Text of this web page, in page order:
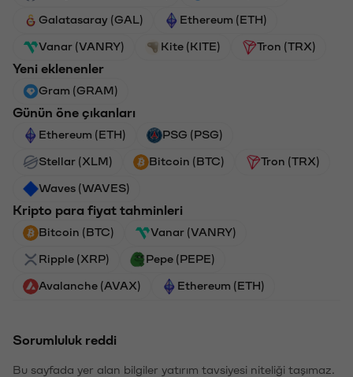
Galatasaray (GAL) Ethereum (ETH)
Vanar (VANRY) Kite (KITE) Tron (TRX)
Yeni eklenenler
Gram (GRAM)
Günün öne çıkanları
Ethereum (ETH) PSG (PSG)
Stellar (XLM) Bitcoin (BTC) Tron (TRX)
Waves (WAVES)
Kripto para fiyat tahminleri
Bitcoin (BTC) Vanar (VANRY)
Ripple (XRP) Pepe (PEPE)
Avalanche (AVAX) Ethereum (ETH)
Sorumluluk reddi
Bu sayfada yer alan bilgiler yatırım tavsiyesi niteliği taşımaz.